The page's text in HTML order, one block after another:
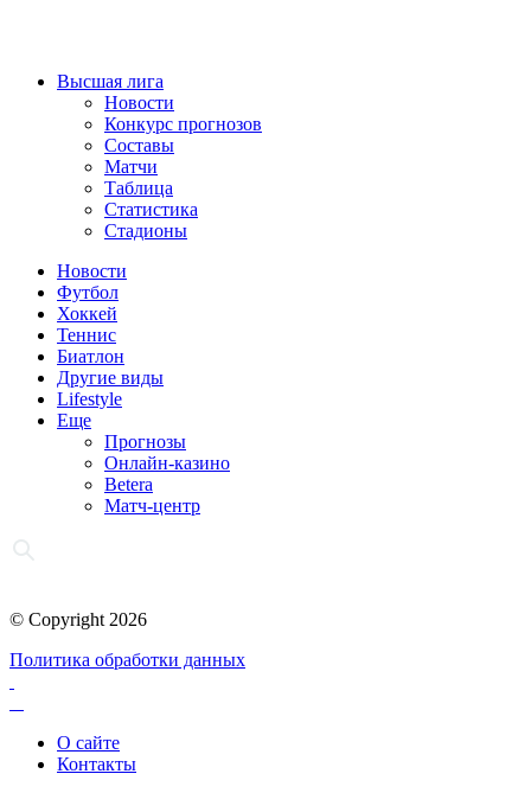
Высшая лига
Новости
Конкурс прогнозов
Составы
Матчи
Таблица
Статистика
Стадионы
Новости
Футбол
Хоккей
Теннис
Биатлон
Другие виды
Lifestyle
Еще
Прогнозы
Онлайн-казино
Betera
Матч-центр
© Copyright 2026
Политика обработки данных
О сайте
Контакты